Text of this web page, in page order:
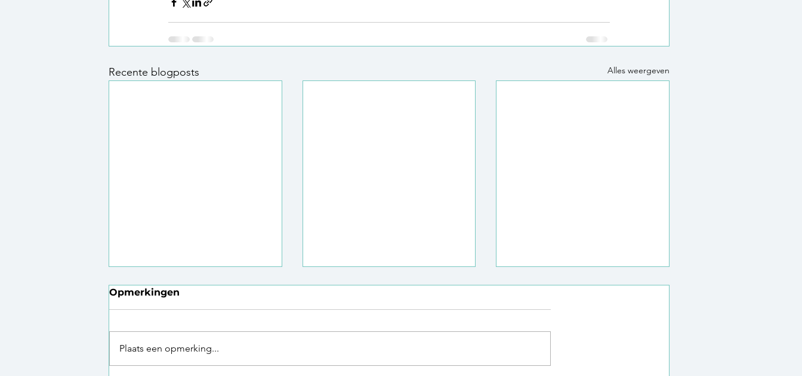
Recente blogposts Alles weergeven
Opmerkingen
Plaats een opmerking...